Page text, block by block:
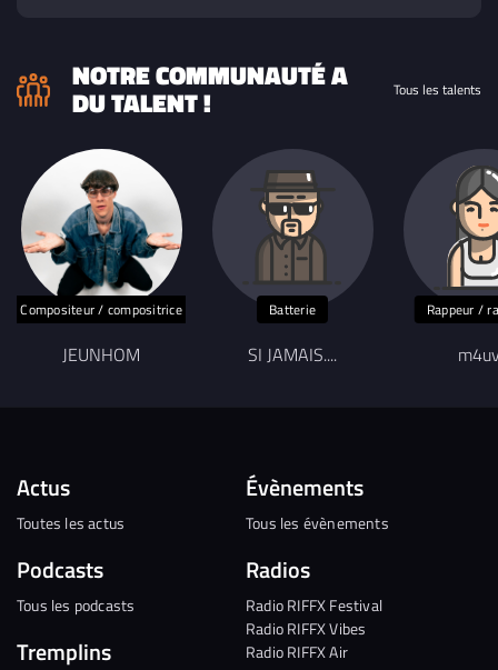
NOTRE COMMUNAUTÉ A
DU TALENT ! Tous les talents
Compositeur / compositrice
JEUNHOM
Batterie
SI JAMAIS....
Rappeur /
Actus
Toutes les actus
Podcasts
Tous les podcasts
Tremplins
Évènements
Tous les évènements
Radios
Radio RIFFX Festival
Radio RIFFX Vibes
Radio RIFFX Air